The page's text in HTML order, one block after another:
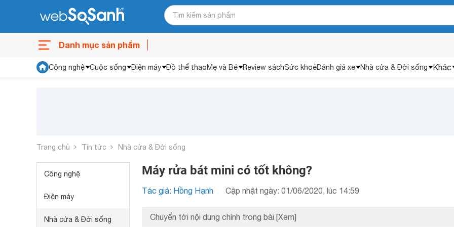
Danh mục sản phẩm
Công nghệ Cuộc sống Điện máy Đồ thể thaoMẹ và Bé Review sáchSức khoẻĐánh giá xe Nhà cửa & Đời sống Khác
Trang chủ Tin tức Nhà cửa & Đời sống
Công nghệ
Điện máy
Nhà cửa & Đời sống
Máy rửa bát mini có tốt không?
Tác giả: Hồng Hạnh Cập nhật ngày: 01/06/2020, lúc 14:59
Chuyển tới nội dung chính trong bài [Xem]